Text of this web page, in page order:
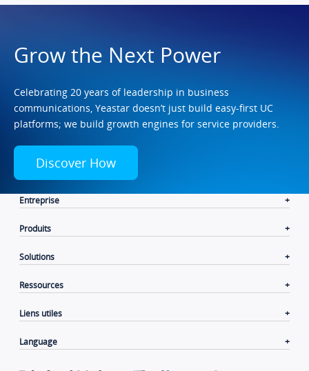
Grow the Next Power
Celebrating 20 years of leadership in business
communications, Yeastar doesn’t just build easy-first UC
platforms; we build growth engines for service providers.
Discover How
Entreprise
Produits
Solutions
Ressources
Liens utiles
Language